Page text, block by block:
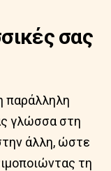
σας
παράλληλη
γλώσσα στη
άλλη, ώστε
τη